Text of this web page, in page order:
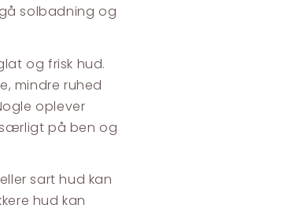
solbadning og
og frisk hud.
mindre ruhed
oplever
på ben og
sart hud kan
hud kan